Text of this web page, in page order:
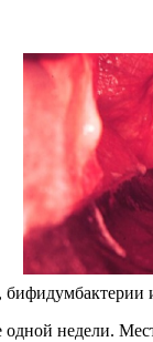
бифидумбактерии
одной недели.